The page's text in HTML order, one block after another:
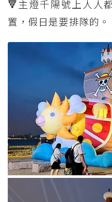
🔻主燈千陽號上人人
置，假日是要排隊的。